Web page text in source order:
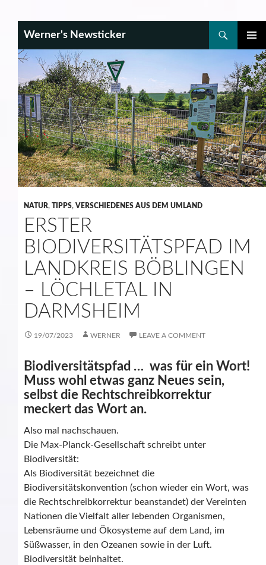
Werner's Newsticker
MENU
TO
CONTENT
NATUR, TIPPS, VERSCHIEDENES AUS DEM UMLAND
ERSTER
BIODIVERSITÄTSPFAD IM
LANDKREIS BÖBLINGEN
– LÖCHLETAL IN
DARMSHEIM
19/07/2023 WERNER LEAVE A COMMENT
Biodiversitätspfad … was für ein Wort!
Muss wohl etwas ganz Neues sein,
selbst die Rechtschreibkorrektur
meckert das Wort an.
Also mal nachschauen.
Die Max-Planck-Gesellschaft schreibt unter
Biodiversität:
Als Biodiversität bezeichnet die
Biodiversitätskonvention (schon wieder ein Wort, was
die Rechtschreibkorrektur beanstandet) der Vereinten
Nationen die Vielfalt aller lebenden Organismen,
Lebensräume und Ökosysteme auf dem Land, im
Süßwasser, in den Ozeanen sowie in der Luft.
Biodiversität beinhaltet.